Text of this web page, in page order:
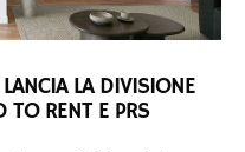
LA DIVISIONE
TO RENT E PRS